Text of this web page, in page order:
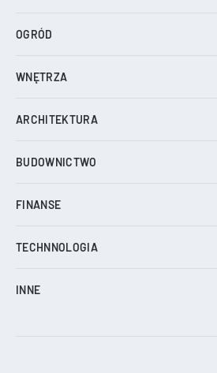
OGRÓD
WNĘTRZA
ARCHITEKTURA
BUDOWNICTWO
FINANSE
TECHNNOLOGIA
INNE